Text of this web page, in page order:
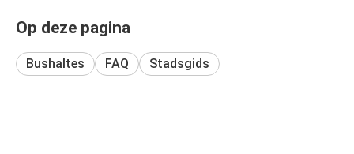
Op deze pagina
Bushaltes FAQ Stadsgids